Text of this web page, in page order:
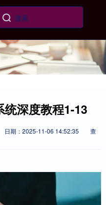
深度教程1-13
日期：2025-11-06 14:52:35
查